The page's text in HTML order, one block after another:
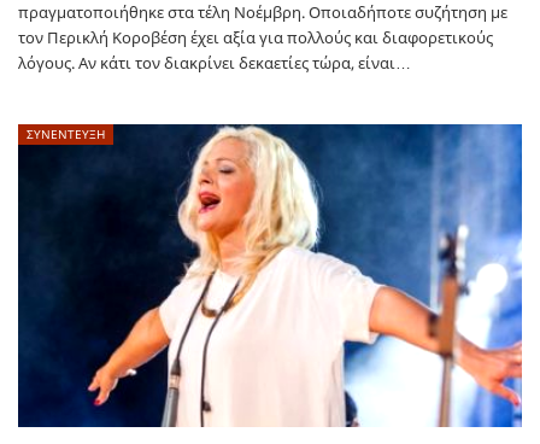
πραγματοποιήθηκε στα τέλη Νοέμβρη. Οποιαδήποτε συζήτηση με
τον Περικλή Κοροβέση έχει αξία για πολλούς και διαφορετικούς
λόγους. Αν κάτι τον διακρίνει δεκαετίες τώρα, είναι…
ΣΥΝΕΝΤΕΥΞΗ